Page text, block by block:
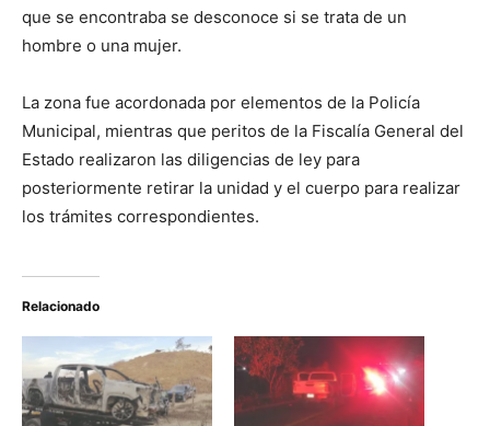
que se encontraba se desconoce si se trata de un
hombre o una mujer.
La zona fue acordonada por elementos de la Policía
Municipal, mientras que peritos de la Fiscalía General del
Estado realizaron las diligencias de ley para
posteriormente retirar la unidad y el cuerpo para realizar
los trámites correspondientes.
Relacionado